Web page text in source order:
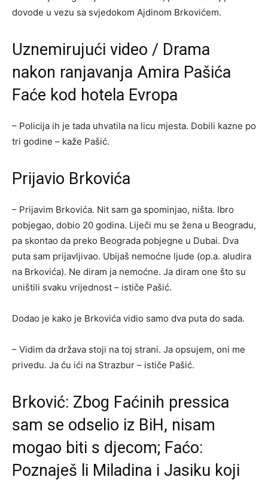
dovode u vezu sa svjedokom Ajdinom Brkovićem.
Uznemirujući video / Drama
nakon ranjavanja Amira Pašića
Faće kod hotela Evropa
– Policija ih je tada uhvatila na licu mjesta. Dobili kazne po
tri godine – kaže Pašić.
Prijavio Brkovića
– Prijavim Brkovića. Nit sam ga spominjao, ništa. Ibro
pobjegao, dobio 20 godina. Liječi mu se žena u Beogradu,
pa skontao da preko Beograda pobjegne u Dubai. Dva
puta sam prijavljivao. Ubijaš nemoćne ljude (op.a. aludira
na Brkovića). Ne diram ja nemoćne. Ja diram one što su
uništili svaku vrijednost – ističe Pašić.
Dodao je kako je Brkovića vidio samo dva puta do sada.
– Vidim da država stoji na toj strani. Ja opsujem, oni me
privedu. Ja ću ići na Strazbur – ističe Pašić.
Brković: Zbog Faćinih pressica
sam se odselio iz BiH, nisam
mogao biti s djecom; Faćo:
Poznaješ li Miladina i Jasiku koji